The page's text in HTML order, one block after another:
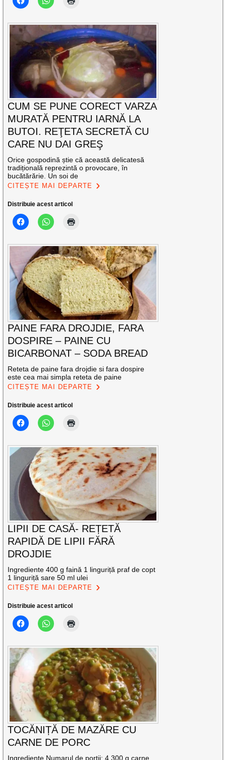
CUM SE PUNE CORECT VARZA
MURATĂ PENTRU IARNĂ LA
BUTOI. REŢETA SECRETĂ CU
CARE NU DAI GREŞ
Orice gospodină știe că această delicatesă
tradițională reprezintă o provocare, în
bucătărărie. Un soi de
CITEȘTE MAI DEPARTE
Distribuie acest articol
PAINE FARA DROJDIE, FARA
DOSPIRE – PAINE CU
BICARBONAT – SODA BREAD
Reteta de paine fara drojdie si fara dospire
este cea mai simpla reteta de paine
CITEȘTE MAI DEPARTE
Distribuie acest articol
LIPII DE CASĂ- REȚETĂ
RAPIDĂ DE LIPII FĂRĂ
DROJDIE
Ingrediente 400 g faină 1 linguriță praf de copt
1 linguriță sare 50 ml ulei
CITEȘTE MAI DEPARTE
Distribuie acest articol
TOCĂNIȚĂ DE MAZĂRE CU
CARNE DE PORC
Ingrediente Numarul de porții: 4 300 g carne